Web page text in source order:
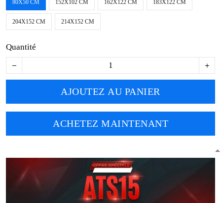
80X50 CM 152X102 CM 162X122 CM 183X122 CM
204X152 CM 214X152 CM
Quantité
AJOUTEZ AU PANIER
ACHETEZ MAINTENANT